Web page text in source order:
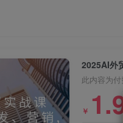
此内容为
￥